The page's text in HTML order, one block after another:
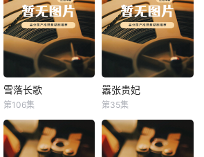
雪落长歌
雪落长歌
第106集
嚣张贵妃
嚣张贵妃
第35集